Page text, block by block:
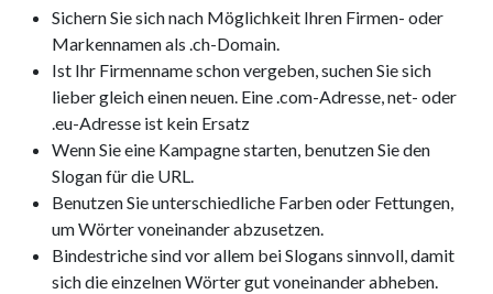
Sichern Sie sich nach Möglichkeit Ihren Firmen- oder
Markennamen als .ch-Domain.
Ist Ihr Firmenname schon vergeben, suchen Sie sich
lieber gleich einen neuen. Eine .com-Adresse, net- oder
.eu-Adresse ist kein Ersatz
Wenn Sie eine Kampagne starten, benutzen Sie den
Slogan für die URL.
Benutzen Sie unterschiedliche Farben oder Fettungen,
um Wörter voneinander abzusetzen.
Bindestriche sind vor allem bei Slogans sinnvoll, damit
sich die einzelnen Wörter gut voneinander abheben.